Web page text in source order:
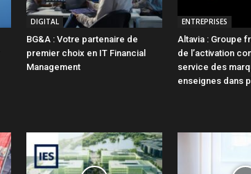
DIGITAL
BG&A : Votre partenaire de
premier choix en IT Financial
Management
ENTREPRISES
Altavia : Groupe
de l’activation
service des
enseignes dans